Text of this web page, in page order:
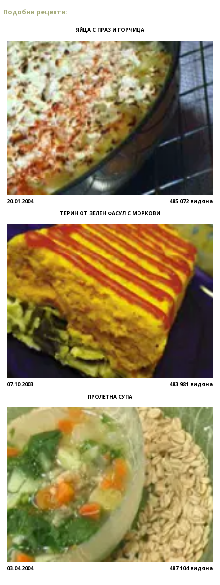
Подобни рецепти:
ЯЙЦА С ПРАЗ И ГОРЧИЦА
20.01.2004 485 072 видяна
ТЕРИН ОТ ЗЕЛЕН ФАСУЛ С МОРКОВИ
07.10.2003 483 981 видяна
ПРОЛЕТНА СУПА
03.04.2004 487 104 видяна